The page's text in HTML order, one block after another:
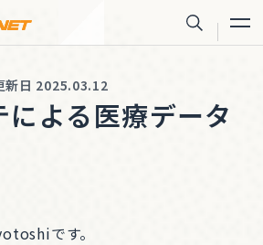
株式会社トゥモロー・ネット
サイト内
新日 2025.03.12
による医療データ
です。